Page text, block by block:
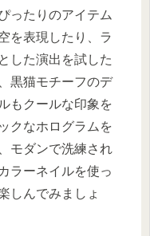
ったりのアイテム
を表現したり、ラ
した演出を試した
黒猫モチーフのデ
もクールな印象を
クなホログラムを
モダンで洗練され
ラーネイルを使っ
しんでみましょ